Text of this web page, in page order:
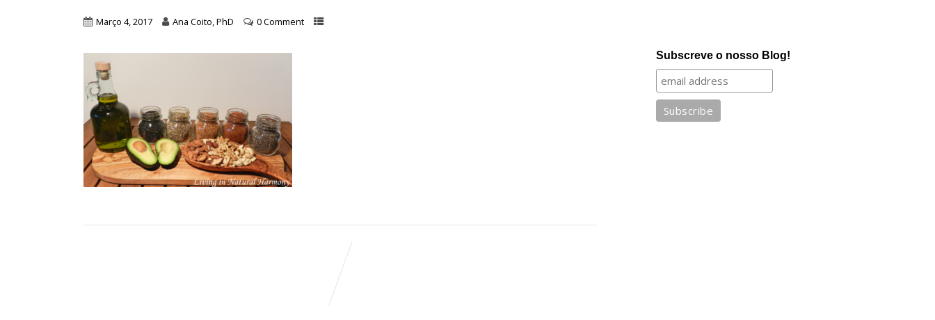
Março 4, 2017 Ana Coito, PhD 0 Comment
Subscreve o nosso Blog!